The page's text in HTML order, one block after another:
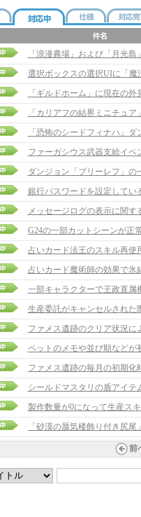
「浪漫農場」および「月光
選択ボックスの選択UIに「魔
「ギルドホーム」に現在の
「カリアフの結界ミニチュ
「恐怖のシードフィナハ」
ファーガシウス武器支給イ
ダンジョン「ブリーレフ」
銀行パスワードを設定してい
メッセージログの表示に関す
G24の一部カットシーンが正
占いカード魔術師の効果で氷
一部キャラクターで王政直属
生産委託がキャンセルされた
ファメス遺跡のクリア状況
ペットのメモや並び順などが
シールドマスタリの盾アイ
製作数量が0になって生産ス
前